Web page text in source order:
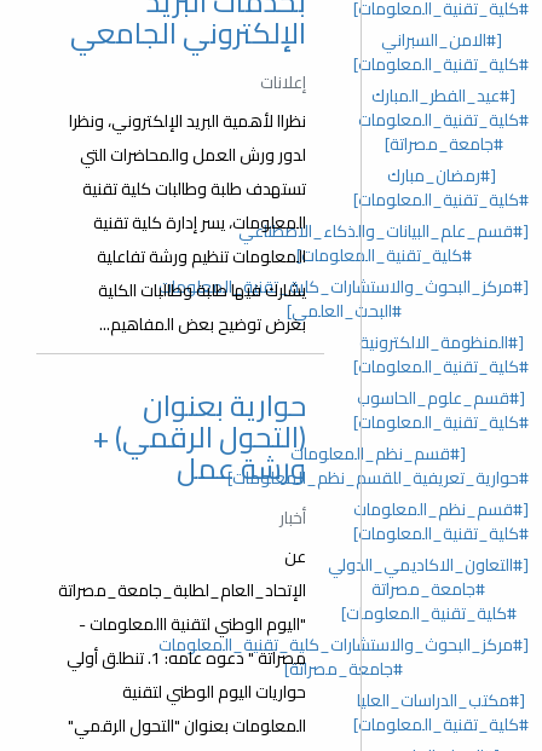
#كلية_تقنية_المعلومات]
[#الامن_السبراني
#كلية_تقنية_المعلومات]
[#عيد_الفطر_المبارك
#كلية_تقنية_المعلومات
#جامعة_مصراتة]
[#رمضان_مبارك
#كلية_تقنية_المعلومات]
[#قسم_علم_البيانات_والذكاء_الاصطناعي
#كلية_تقنية_المعلومات]
[#مركز_البحوث_والاستشارات_كلية_تقنية_المعلومات
#البحث_العلمي]
[#المنظومة_الالكترونية
#كلية_تقنية_المعلومات]
[#قسم_علوم_الحاسوب
#كلية_تقنية_المعلومات]
[#قسم_نظم_المعلومات
#حوارية_تعريفية_للقسم_نظم_المعلومات]
[#قسم_نظم_المعلومات
#كلية_تقنية_المعلومات]
[#التعاون_الاكاديمي_الدولي
#جامعة_مصراتة
#كلية_تقنية_المعلومات]
[#مركز_البحوث_والاستشارات_كلية_تقنية_المعلومات
#جامعة_مصراتة]
[#مكتب_الدراسات_العليا
#كلية_تقنية_المعلومات]
الإلكتروني الجامعي
إعلانات
نظراا ﻷهمية البريد الإلكتروني، ونظرا
لدور ورش العمل والمحاضرات التي
تستهدف طلبة وطالبات كلية تقنية
المعلومات، يسر إدارة كلية تقنية
المعلومات تنظيم ورشة تفاعلية
يشارك فيها طلبة وطالبات الكلية
بغرض توضيح بعض المفاهيم...
حوارية بعنوان
(التحول الرقمي) +
ورشة عمل
أخبار
عن
الإتحاد_العام_لطلبة_جامعة_مصراتة
"اليوم الوطني لتقنية االمعلومات -
مصراتة " دعوه عامه: 1. تنطلق أولي
حواريات اليوم الوطني لتقنية
المعلومات بعنوان "التحول الرقمي"